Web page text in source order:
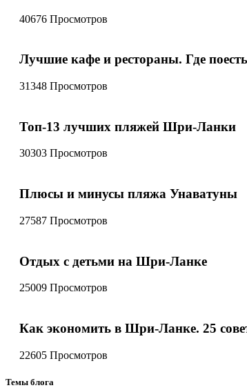
40676 Просмотров
Лучшие кафе и рестораны. Где
31348 Просмотров
Топ-13 лучших пляжей Шри-Ланки
30303 Просмотров
Плюсы и минусы пляжа Унаватуны
27587 Просмотров
Отдых с детьми на Шри-Ланке
25009 Просмотров
Как экономить в Шри-Ланке. 25
22605 Просмотров
Темы блога